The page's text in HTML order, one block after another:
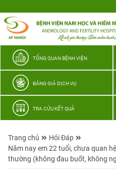
thương
TỔNG QUAN BỆNH VIỆN
BẢNG GIÁ DỊCH VỤ
TRA CỨU KẾT QUẢ
Trang chủ
Hỏi Đáp
Năm nay em 22 tuổi, chưa quan
thường (không đau buốt, không